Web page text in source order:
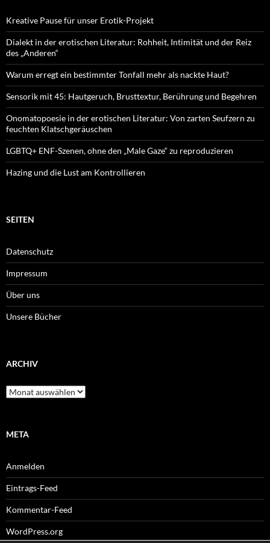
Kreative Pause für unser Erotik-Projekt
Dialekt in der erotischen Literatur: Rohheit, Intimität und der Reiz
des „Anderen“
Warum erregt ein bestimmter Tonfall mehr als nackte Haut?
Sensorik mit 45: Hautgeruch, Brusttextur, Berührung und Begehren
Onomatopoesie in der erotischen Literatur: Von zarten Seufzern zu
feuchten Klatschgeräuschen
LGBTQ+ ENF-Szenen, ohne den „Male Gaze“ zu reproduzieren
Hazing und die Lust am Kontrollieren
SEITEN
Datenschutz
Impressum
Über uns
Unsere Bücher
ARCHIV
Archiv
META
Anmelden
Eintrags-Feed
Kommentar-Feed
WordPress.org